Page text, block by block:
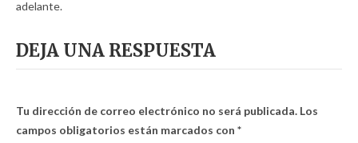
adelante.
DEJA UNA RESPUESTA
Tu dirección de correo electrónico no será publicada. Los
campos obligatorios están marcados con *